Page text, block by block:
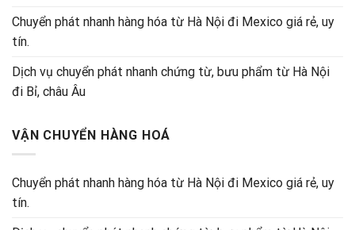
Chuyển phát nhanh hàng hóa từ Hà Nội đi Mexico giá rẻ, uy
tín.
Dịch vụ chuyển phát nhanh chứng từ, bưu phẩm từ Hà Nội
đi Bỉ, châu Âu
VẬN CHUYỂN HÀNG HOÁ
Chuyển phát nhanh hàng hóa từ Hà Nội đi Mexico giá rẻ, uy
tín.